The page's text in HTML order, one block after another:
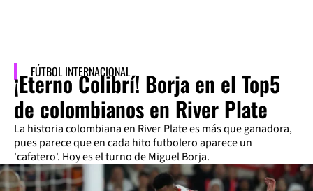
FÚTBOL INTERNACIONAL
¡Eterno Colibrí! Borja en el Top5
de colombianos en River Plate
La historia colombiana en River Plate es más que ganadora,
pues parece que en cada hito futbolero aparece un
'cafatero'. Hoy es el turno de Miguel Borja.